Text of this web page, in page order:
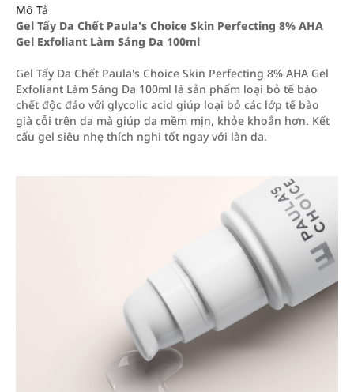
Mô Tả
Gel Tẩy Da Chết Paula's Choice Skin Perfecting 8% AHA
Gel Exfoliant Làm Sáng Da 100ml
Gel Tẩy Da Chết Paula's Choice Skin Perfecting 8% AHA Gel
Exfoliant Làm Sáng Da 100ml là sản phẩm loại bỏ tế bào
chết độc đáo với glycolic acid giúp loại bỏ các lớp tế bào
già cỗi trên da mà giúp da mềm mịn, khỏe khoắn hơn. Kết
cấu gel siêu nhẹ thích nghi tốt ngay với làn da.